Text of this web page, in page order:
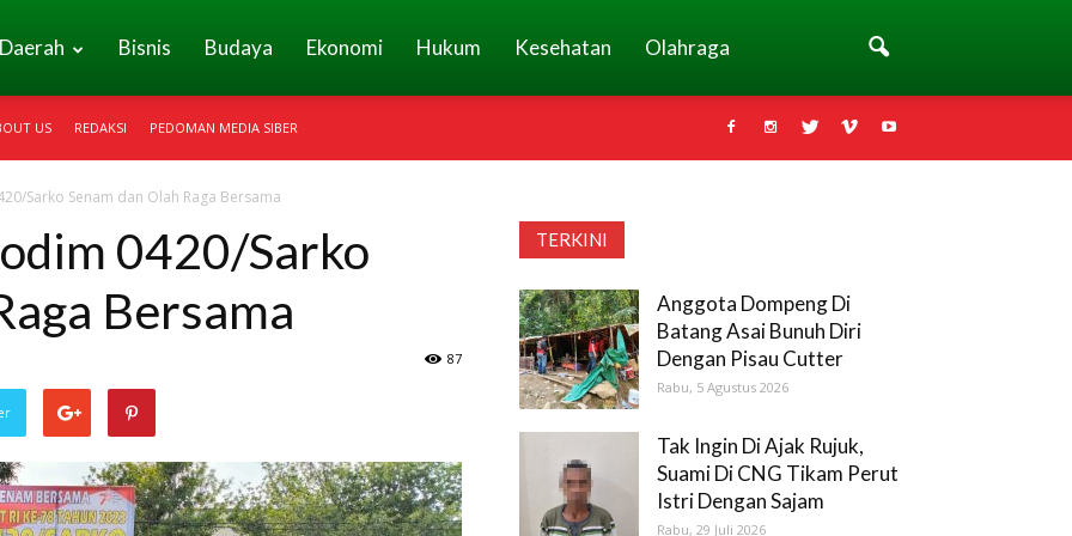
Daerah Bisnis Budaya Ekonomi Hukum Kesehatan Olahraga
US REDAKSI PEDOMAN MEDIA SIBER
Sarko Senam dan Olah Raga Bersama
0420/Sarko
Bersama
87
TERKINI
Anggota Dompeng Di
Batang Asai Bunuh Diri
Dengan Pisau Cutter
Rabu, 5 Agustus 2026
Tak Ingin Di Ajak Rujuk,
Suami Di CNG Tikam Perut
Istri Dengan Sajam
Rabu, 29 Juli 2026